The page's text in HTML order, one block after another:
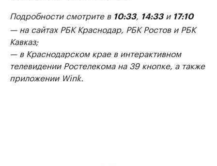
Подробности смотрите в 10:33, 14:33и 17:10
— на сайтах РБК Краснодар, РБК Ростов и РБК
Кавказ;
— в Краснодарском крае в интерактивном
телевидении Ростелекома на 39 кнопке, а также
приложении Wink.